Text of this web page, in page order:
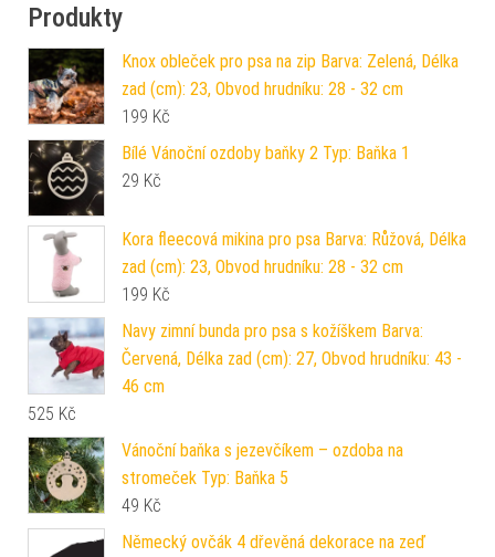
Produkty
Knox obleček pro psa na zip Barva: Zelená, Délka
zad (cm): 23, Obvod hrudníku: 28 - 32 cm
199 Kč
Bílé Vánoční ozdoby baňky 2 Typ: Baňka 1
29 Kč
Kora fleecová mikina pro psa Barva: Růžová, Délka
zad (cm): 23, Obvod hrudníku: 28 - 32 cm
199 Kč
Navy zimní bunda pro psa s kožíškem Barva:
Červená, Délka zad (cm): 27, Obvod hrudníku: 43 -
46 cm
525 Kč
Vánoční baňka s jezevčíkem – ozdoba na
stromeček Typ: Baňka 5
49 Kč
Německý ovčák 4 dřevěná dekorace na zeď